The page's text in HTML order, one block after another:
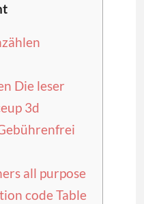
Die leser
3d
all purpose
code Table